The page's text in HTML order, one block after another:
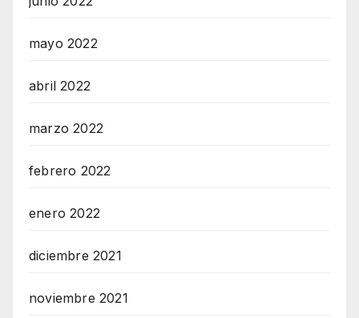
mayo 2022
abril 2022
marzo 2022
febrero 2022
enero 2022
diciembre 2021
noviembre 2021